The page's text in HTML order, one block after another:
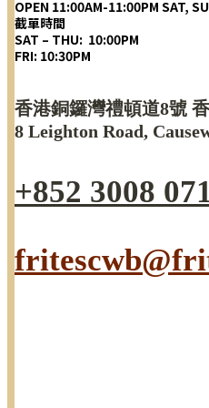
OPEN 11:00AM-11:00PM SAT,
截單時間
SAT – THU: 10:00PM
FRI: 10:30PM
香港銅鑼灣禮頓道8號
8 Leighton Road,
+852 3008